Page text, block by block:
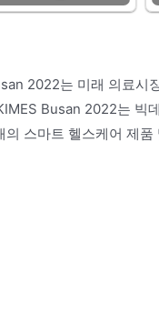
2022는 미래 의료시
Busan 2022는 빅
스마트 헬스케어 제